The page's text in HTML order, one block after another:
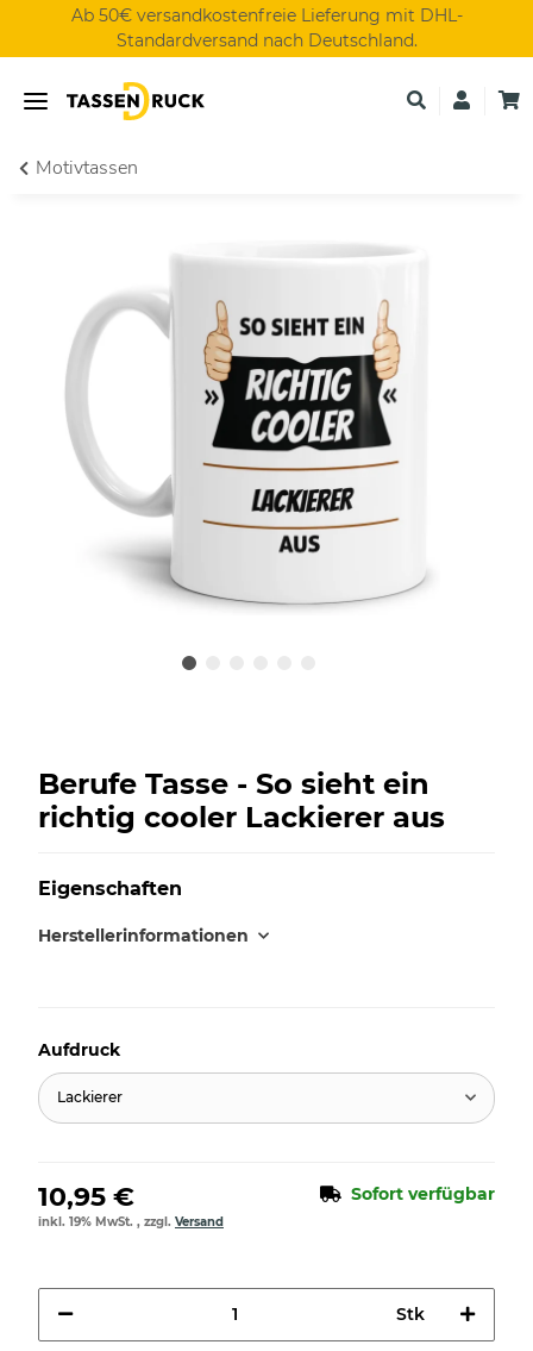
Ab 50€ versandkostenfreie Lieferung mit DHL-
Standardversand nach Deutschland.
Motivtassen
Berufe Tasse - So sieht ein
richtig cooler Lackierer aus
Eigenschaften
Herstellerinformationen
Aufdruck
Lackierer
10,95 € Sofort verfügbar
inkl. 19% MwSt. , zzgl. Versand
Stk